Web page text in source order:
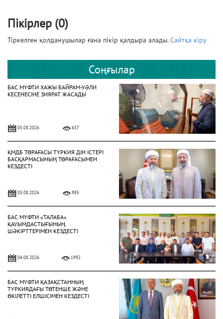
Пікірлер (0)
Тіркелген қолданушылар ғана пікір қалдыра алады.Сайтқа кіру
Соңғылар
БАС МҮФТИ ХАЖЫ БАЙРАМ-УӘЛИ
КЕСЕНЕСІНЕ ЗИЯРАТ ЖАСАДЫ
05.08.2026 637
ҚМДБ ТӨРАҒАСЫ ТҮРКИЯ ДІН ІСТЕРІ
БАСҚАРМАСЫНЫҢ ТӨРАҒАСЫМЕН
КЕЗДЕСТІ
05.08.2026 985
БАС МҮФТИ «ТАЛАБА»
ҚАУЫМДАСТЫҒЫНЫҢ
ШӘКІРТТЕРІМЕН КЕЗДЕСТІ
04.08.2026 1992
БАС МҮФТИ ҚАЗАҚСТАННЫҢ
ТҮРКИЯДАҒЫ ТӨТЕНШЕ ЖӘНЕ
ӨКІЛЕТТІ ЕЛШІСІМЕН КЕЗДЕСТІ